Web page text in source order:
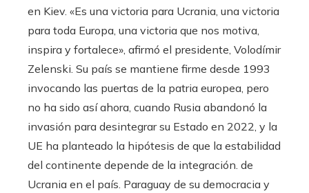
en Kiev. «Es una victoria para Ucrania, una victoria
para toda Europa, una victoria que nos motiva,
inspira y fortalece», afirmó el presidente, Volodímir
Zelenski. Su país se mantiene firme desde 1993
invocando las puertas de la patria europea, pero
no ha sido así ahora, cuando Rusia abandonó la
invasión para desintegrar su Estado en 2022, y la
UE ha planteado la hipótesis de que la estabilidad
del continente depende de la integración. de
Ucrania en el país. Paraguay de su democracia y